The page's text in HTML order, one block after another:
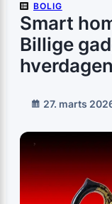
BOLIG
Smart
Billige
27. marts